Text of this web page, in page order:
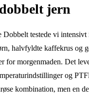
jern
testede vi intensivt
halvfyldte kaffekrus og
for morgenmaden. Det
og
kombination, men en